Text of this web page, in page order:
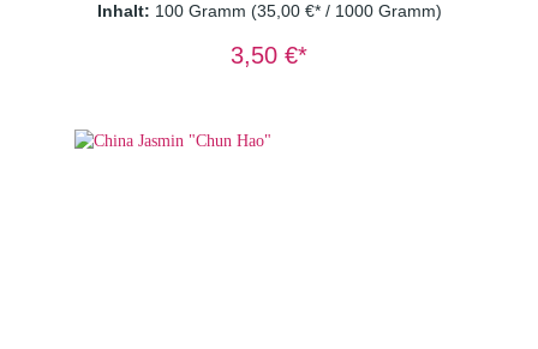
rauchigen Note. Dosierung: 1TL/Tasse
Minuten
Inhalt: 100 Gramm (35,00 €* / 1000 Gramm)
3,50 €*